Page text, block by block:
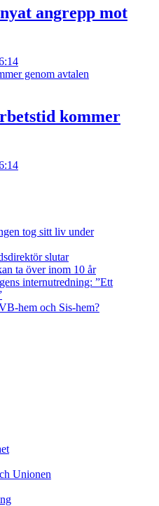
angrepp mot
kommer
tog sitt liv under
slutar
ta över inom 10 år
internutredning: ”Ett
hem och Sis-hem?
Unionen